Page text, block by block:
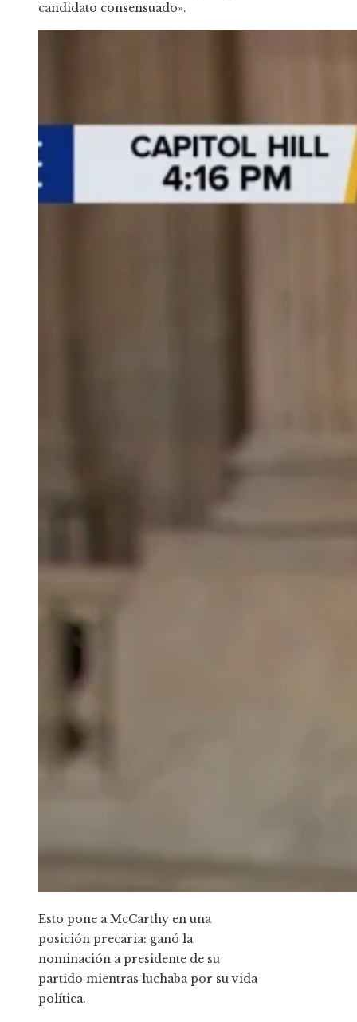
candidato consensuado».
Esto pone a McCarthy en una
posición precaria: ganó la
nominación a presidente de su
partido mientras luchaba por su vida
política.